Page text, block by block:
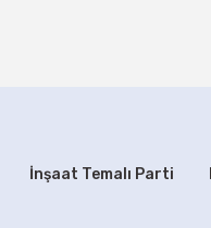
İnşaat Temalı Parti